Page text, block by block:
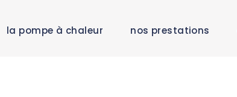
la pompe à chaleur nos prestations